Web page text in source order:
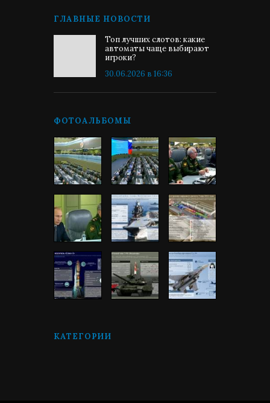
ГЛАВНЫЕ НОВОСТИ
Топ лучших слотов: какие
автоматы чаще выбирают
игроки?
30.06.2026 в 16:36
ФОТОАЛЬБОМЫ
КАТЕГОРИИ